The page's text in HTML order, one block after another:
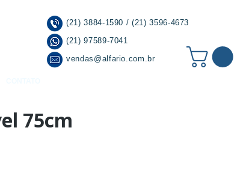
(21) 3884-1590 / (21) 3596-4673
(21) 97589-7041
vendas@alfario.com.br
75cm